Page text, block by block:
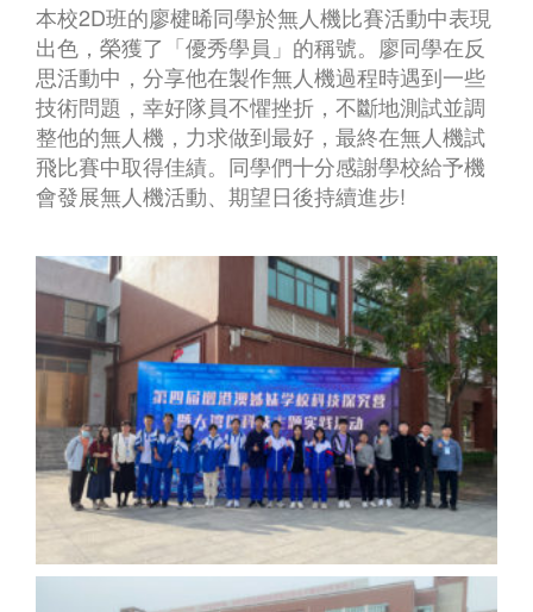
本校2D班的廖楗晞同學於無人機比賽活動中表現
出色，榮獲了「優秀學員」的稱號。廖同學在反
思活動中，分享他在製作無人機過程時遇到一些
技術問題，幸好隊員不懼挫折，不斷地測試並調
整他的無人機，力求做到最好，最終在無人機試
飛比賽中取得佳績。同學們十分感謝學校給予機
會發展無人機活動、期望日後持續進步!